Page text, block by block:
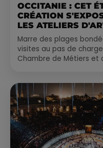
OCCITANIE : CET
CRÉATION
LES ATELIERS
Marre des plages
visites au pas de charge
Chambre de Métiers et